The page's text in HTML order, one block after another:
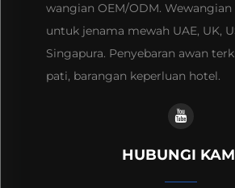
wangian OEM/ODM.
untuk jenama mewah UAE, UK,
Singapura. Penyebaran awan
pati, barangan keperluan hotel.
HUBUNGI